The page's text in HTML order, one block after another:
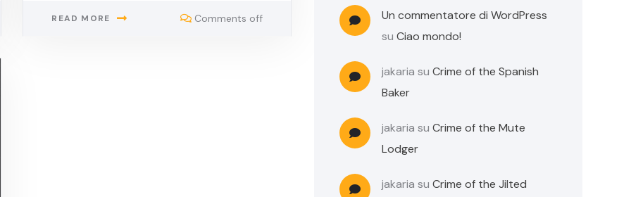
READ MORE Comments off
Un commentatore di WordPress
suCiao mondo!
jakaria suCrime of the Spanish
Baker
jakaria suCrime of the Mute
Lodger
jakaria suCrime of the Jilted